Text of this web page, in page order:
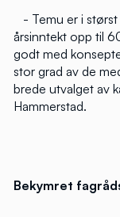
- Temu er i
årsinntekt opp til
godt med
stor grad av de
brede utvalget av
Hammerstad.
Bekymret